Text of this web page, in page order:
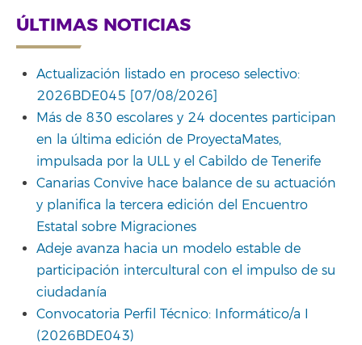
ÚLTIMAS NOTICIAS
Actualización listado en proceso selectivo:
2026BDE045 [07/08/2026]
Más de 830 escolares y 24 docentes participan
en la última edición de ProyectaMates,
impulsada por la ULL y el Cabildo de Tenerife
Canarias Convive hace balance de su actuación
y planifica la tercera edición del Encuentro
Estatal sobre Migraciones
Adeje avanza hacia un modelo estable de
participación intercultural con el impulso de su
ciudadanía
Convocatoria Perfil Técnico: Informático/a I
(2026BDE043)